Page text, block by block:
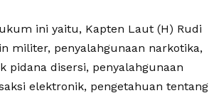
ini yaitu, Kapten Laut (H) Rudi
militer, penyalahgunaan narkotika,
pidana disersi, penyalahgunaan
elektronik, pengetahuan tentang